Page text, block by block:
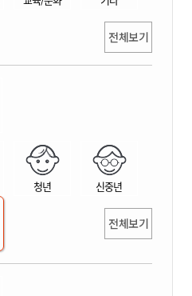
전체보기
청년 신중년
전체보기